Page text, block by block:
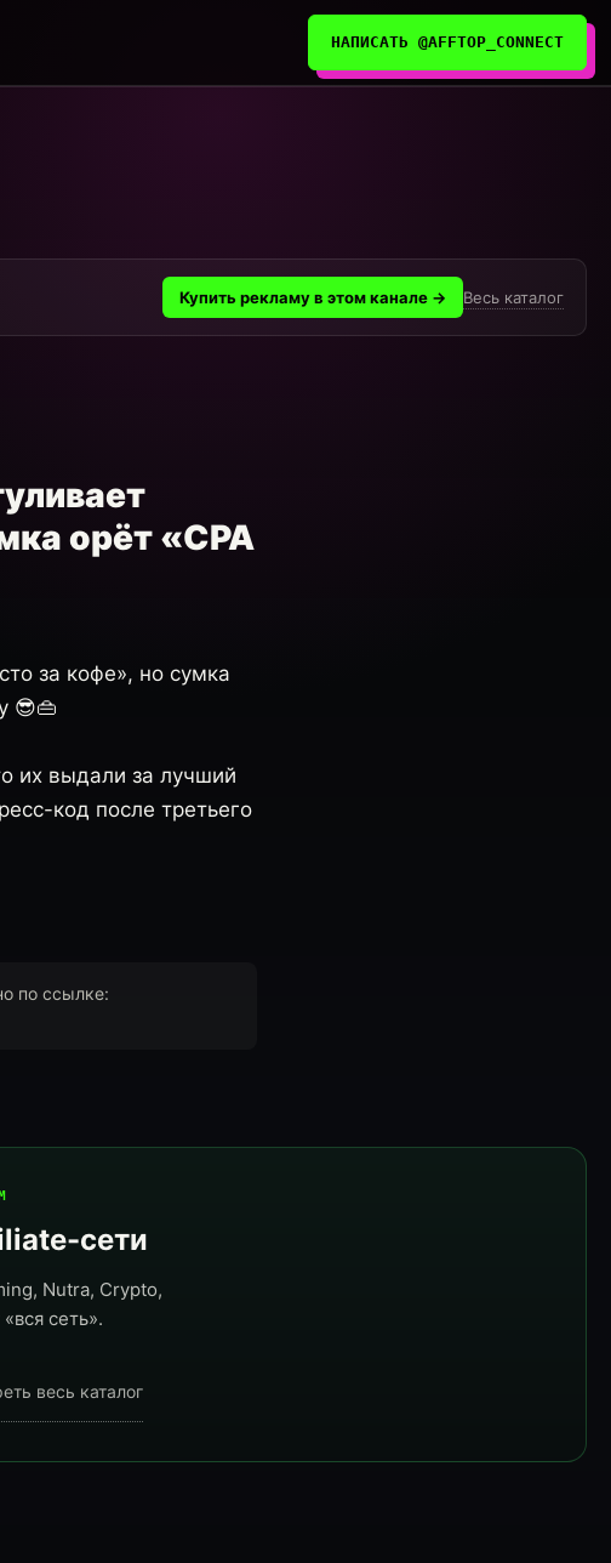
НАПИСАТЬ @AFFTOP_CONNECT
Купить рекламу в этом канале → Весь каталог
орёт «CPA
за кофе», но сумка
😎👜
их выдали за лучший
код после третьего
по ссылке:
сети
Nutra, Crypto,
сеть».
весь каталог